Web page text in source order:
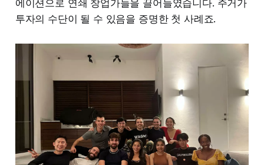
에이션으로 연쇄 창업가들을 끌어들였습니다. 주거가
투자의 수단이 될 수 있음을 증명한 첫 사례죠.